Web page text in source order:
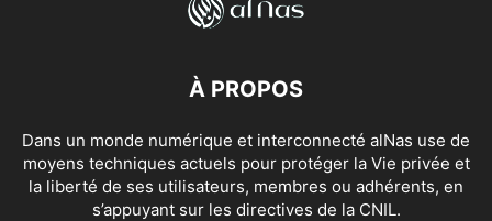
À PROPOS
Dans un monde numérique et interconnecté alNas use de
moyens techniques actuels pour protéger la Vie privée et
la liberté de ses utilisateurs, membres ou adhérents, en
s’appuyant sur les directives de la CNIL.